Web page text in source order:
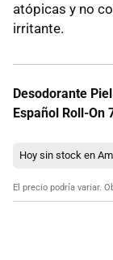
atópicas y no
irritante.
Desodorante
Español Roll-On
Hoy sin stock en
El precio podría variar.